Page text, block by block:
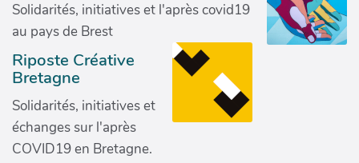
Solidarités, initiatives et l'après covid19
au pays de Brest
Riposte Créative
Bretagne
Solidarités, initiatives et
échanges sur l'après
COVID19 en Bretagne.